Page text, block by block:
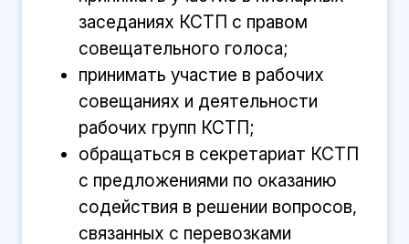
заседаниях КСТП с правом
совещательного голоса;
принимать участие в рабочих
совещаниях и деятельности
рабочих групп КСТП;
обращаться в секретариат КСТП
с предложениями по оказанию
содействия в решении вопросов,
связанных с перевозками